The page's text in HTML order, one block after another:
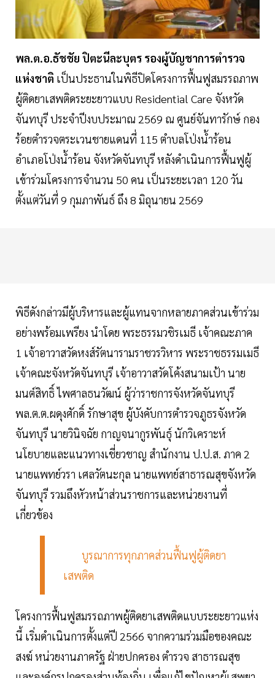
พล.ต.อ.ธัชชัย ปิตะนีละบุตร รองผู้บัญชาการตำรวจ
แห่งชาติ เป็นประธานในพิธีปิดโครงการฟื้นฟูสมรรถภาพ
ผู้ติดยาเสพติดระยะยาวแบบ Residential Care จังหวัด
จันทบุรี ประจำปีงบประมาณ 2569 ณ ศูนย์จันทารักษ์ กอง
ร้อยตำรวจตระเวนชายแดนที่ 115 ตำบลโป่งน้ำร้อน
อำเภอโป่งน้ำร้อน จังหวัดจันทบุรี หลังดำเนินการฟื้นฟูผู้
เข้าร่วมโครงการจำนวน 50 คน เป็นระยะเวลา 120 วัน
ตั้งแต่วันที่ 9 กุมภาพันธ์ ถึง 8 มิถุนายน 2569
พิธีดังกล่าวมีผู้บริหารและผู้แทนจากหลายภาคส่วนเข้าร่วม
อย่างพร้อมเพรียง นำโดย พระธรรมวชิรเมธี เจ้าคณะภาค
1 เจ้าอาวาสวัดหงส์รัตนารามราชวรวิหาร พระราชธรรมเมธี
เจ้าคณะจังหวัดจันทบุรี เจ้าอาวาสวัดโค้งสนามเป้า นาย
มนต์สิทธิ์ ไพศาลธนวัฒน์ ผู้ว่าราชการจังหวัดจันทบุรี
พล.ต.ต.ผดุงศักดิ์ รักษาสุข ผู้บังคับการตำรวจภูธรจังหวัด
จันทบุรี นายวินิจฉัย กาญจนากูรพันธุ์ นักวิเคราะห์
นโยบายและแนวทางเชี่ยวชาญ สำนักงาน ป.ป.ส. ภาค 2
นายแพทย์วรา เศลวัตนะกุล นายแพทย์สาธารณสุขจังหวัด
จันทบุรี รวมถึงหัวหน้าส่วนราชการและหน่วยงานที่
เกี่ยวข้อง
บูรณาการทุกภาคส่วนฟื้นฟูผู้ติดยา
เสพติด
โครงการฟื้นฟูสมรรถภาพผู้ติดยาเสพติดแบบระยะยาวแห่ง
นี้ เริ่มดำเนินการตั้งแต่ปี 2566 จากความร่วมมือของคณะ
สงฆ์ หน่วยงานภาครัฐ ฝ่ายปกครอง ตำรวจ สาธารณสุข